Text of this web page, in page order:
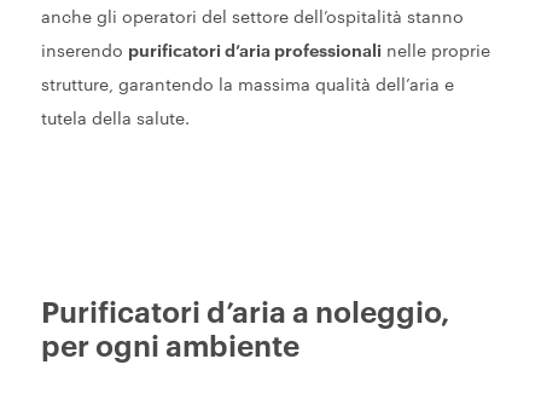
anche gli operatori del settore dell’ospitalità stanno
inserendo purificatori d’aria professionali nelle proprie
strutture, garantendo la massima qualità dell’aria e
tutela della salute.
Purificatori d’aria a noleggio,
per ogni ambiente